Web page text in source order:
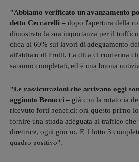
"Abbiamo verificato un avanzamento
detto Ceccarelli – dopo l'apertura della
dimostrato la sua importanza per il
circa al 60% sui lavori di adeguamento
all'abitato di Prulli. La ditta ci conferma
saranno completati, ed è una buona
"Le rassicurazioni che arrivano oggi
aggiunto Benucci – già con la rotatoria
ricevuto forti benefici: ora questo primo
fornire una strada adeguata al traffico che
direttrice, ogni giorno. E il lotto 3
quadro positivo".